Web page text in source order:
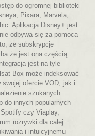
do ogromnej biblioteki
Pixara, Marvela,
Aplikacja Disney+ jest
odbywa się za pomocą
że subskrypcję
że jest ona częścią
jest na tyle
Box może indeksować
swojej ofercie VOD, jak i
szukanych
do innych popularnych
czy Viaplay,
rozrywki dla całej
i intuicyjnemu